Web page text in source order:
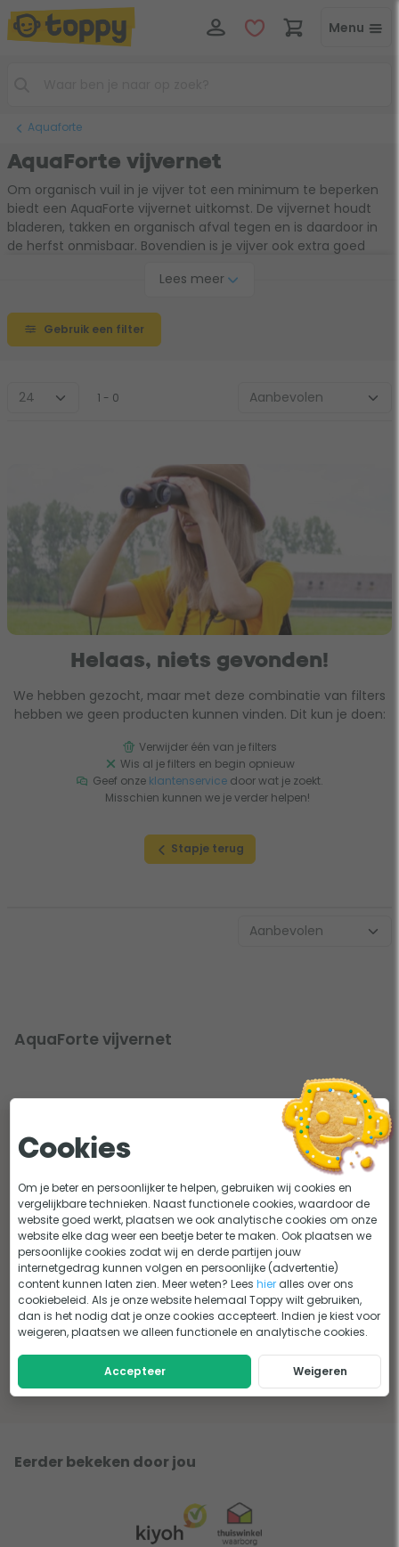
Menu
Aquaforte
AquaForte vijvernet
Om organisch vuil in je vijver tot een minimum te beperken
biedt een AquaForte vijvernet uitkomst. De vijvernet houdt
bladeren, takken en organisch afval tegen en is daardoor in
de herfst onmisbaar. Bovendien is je vijver ook extra goed
Lees meer
Gebruik een filter
1 - 0
Helaas, niets gevonden!
We hebben gezocht, maar met deze combinatie van filters
hebben we geen producten kunnen vinden. Dit kun je doen:
Verwijder één van je filters
Wis al je filters en begin opnieuw
Geef onze klantenservicedoor wat je zoekt.
Misschien kunnen we je verder helpen!
Stapje terug
AquaForte vijvernet
Lees onze tips en adviezen over aquaforte
Je vijver winterklaar maken
Vijvernet kopen: Waar moet je
op letten?
Eerder bekeken door jou
Cookies
Om je beter en persoonlijker te helpen, gebruiken wij cookies en
vergelijkbare technieken. Naast functionele cookies, waardoor de
website goed werkt, plaatsen we ook analytische cookies om onze
website elke dag weer een beetje beter te maken. Ook plaatsen we
persoonlijke cookies zodat wij en derde partijen jouw
internetgedrag kunnen volgen en persoonlijke (advertentie)
content kunnen laten zien. Meer weten? Leeshier alles over ons
cookiebeleid. Als je onze website helemaal Toppy wilt gebruiken,
dan is het nodig dat je onze cookies accepteert. Indien je kiest voor
weigeren, plaatsen we alleen functionele en analytische cookies.
Accepteer Weigeren